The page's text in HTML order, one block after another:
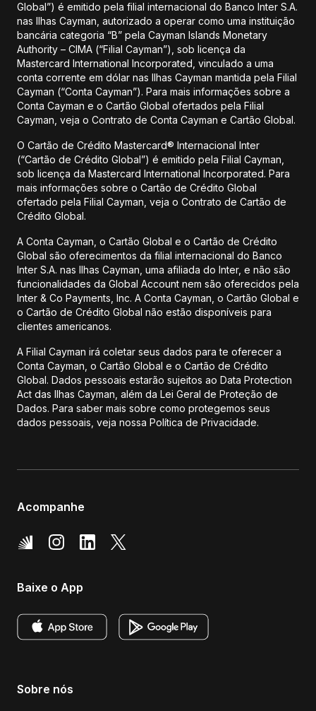
Global”) é emitido pela filial internacional do Banco Inter S.A.
nas Ilhas Cayman, autorizado a operar como uma instituição
bancária categoria “B” pela Cayman Islands Monetary
Authority – CIMA (“Filial Cayman”), sob licença da
Mastercard International Incorporated, vinculado a uma
conta corrente em dólar nas Ilhas Cayman mantida pela Filial
Cayman (“Conta Cayman”). Para mais informações sobre a
Conta Cayman e o Cartão Global ofertados pela Filial
Cayman, veja o Contrato de Conta Cayman e Cartão Global.
O Cartão de Crédito Mastercard® Internacional Inter
(“Cartão de Crédito Global”) é emitido pela Filial Cayman,
sob licença da Mastercard International Incorporated. Para
mais informações sobre o Cartão de Crédito Global
ofertado pela Filial Cayman, veja o Contrato de Cartão de
Crédito Global.
A Conta Cayman, o Cartão Global e o Cartão de Crédito
Global são oferecimentos da filial internacional do Banco
Inter S.A. nas Ilhas Cayman, uma afiliada do Inter, e não são
funcionalidades da Global Account nem são oferecidos pela
Inter & Co Payments, Inc. A Conta Cayman, o Cartão Global e
o Cartão de Crédito Global não estão disponíveis para
clientes americanos.
A Filial Cayman irá coletar seus dados para te oferecer a
Conta Cayman, o Cartão Global e o Cartão de Crédito
Global. Dados pessoais estarão sujeitos ao Data Protection
Act das Ilhas Cayman, além da Lei Geral de Proteção de
Dados. Para saber mais sobre como protegemos seus
dados pessoais, veja nossa Política de Privacidade.
Acompanhe
Baixe o App
Sobre nós